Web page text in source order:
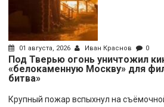
01 августа, 2026 Иван Краснов 0
Под Тверью огонь уничтожил
«белокаменную Москву» для
битва»
Крупный пожар вспыхнул на